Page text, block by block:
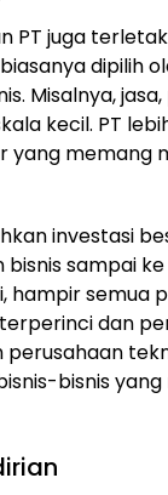
PT juga
biasanya dipilih
Misalnya,
kecil. PT
yang memang
investasi
sampai
hampir semua
dan
perusahaan
bisnis